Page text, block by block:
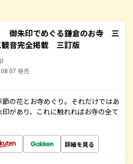
御朱印でめぐる鎌倉のお寺 三
観音完全掲載 三訂版
発売
の花とお寺めぐり。それだけではあ
があり、これに触れればお寺の全て
詳細を見る